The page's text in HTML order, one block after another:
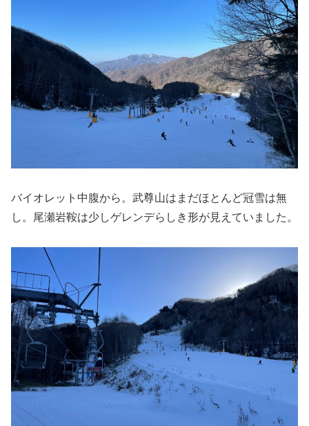
バイオレット中腹から。武尊山はまだほとんど冠雪は無
し。尾瀬岩鞍は少しゲレンデらしき形が見えていました。